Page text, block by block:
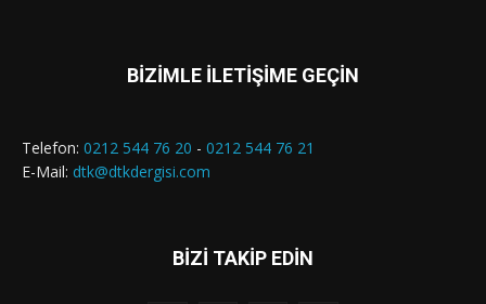
BİZİMLE İLETİŞİME GEÇİN
Telefon: 0212 544 76 20 - 0212 544 76 21
E-Mail: dtk@dtkdergisi.com
BİZİ TAKİP EDİN